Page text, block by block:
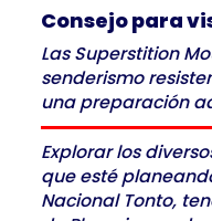
Consejo para
Las Superstition
senderismo
una preparación
Explorar los
que esté
Nacional Tonto,